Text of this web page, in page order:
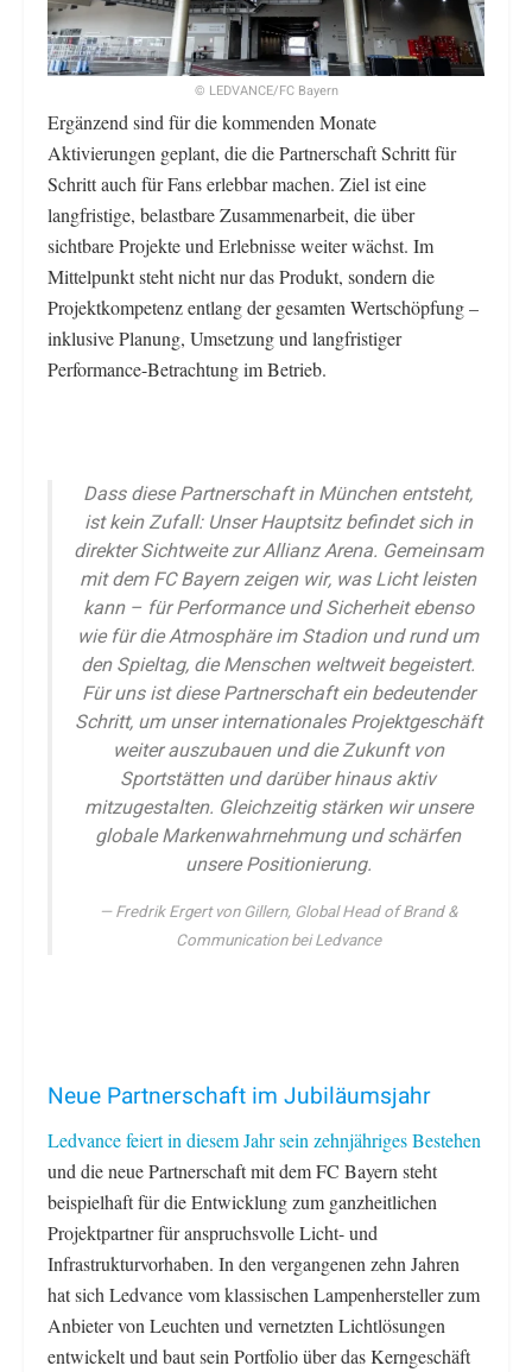
© LEDVANCE/FC Bayern
Ergänzend sind für die kommenden Monate
Aktivierungen geplant, die die Partnerschaft Schritt für
Schritt auch für Fans erlebbar machen. Ziel ist eine
langfristige, belastbare Zusammenarbeit, die über
sichtbare Projekte und Erlebnisse weiter wächst. Im
Mittelpunkt steht nicht nur das Produkt, sondern die
Projektkompetenz entlang der gesamten Wertschöpfung –
inklusive Planung, Umsetzung und langfristiger
Performance-Betrachtung im Betrieb.
Dass diese Partnerschaft in München entsteht,
ist kein Zufall: Unser Hauptsitz befindet sich in
direkter Sichtweite zur Allianz Arena. Gemeinsam
mit dem FC Bayern zeigen wir, was Licht leisten
kann – für Performance und Sicherheit ebenso
wie für die Atmosphäre im Stadion und rund um
den Spieltag, die Menschen weltweit begeistert.
Für uns ist diese Partnerschaft ein bedeutender
Schritt, um unser internationales Projektgeschäft
weiter auszubauen und die Zukunft von
Sportstätten und darüber hinaus aktiv
mitzugestalten. Gleichzeitig stärken wir unsere
globale Markenwahrnehmung und schärfen
unsere Positionierung.
Fredrik Ergert von Gillern, Global Head of Brand &
Communication bei Ledvance
Neue Partnerschaft im Jubiläumsjahr
Ledvance feiert in diesem Jahr sein zehnjähriges Bestehen
und die neue Partnerschaft mit dem FC Bayern steht
beispielhaft für die Entwicklung zum ganzheitlichen
Projektpartner für anspruchsvolle Licht- und
Infrastrukturvorhaben. In den vergangenen zehn Jahren
hat sich Ledvance vom klassischen Lampenhersteller zum
Anbieter von Leuchten und vernetzten Lichtlösungen
entwickelt und baut sein Portfolio über das Kerngeschäft